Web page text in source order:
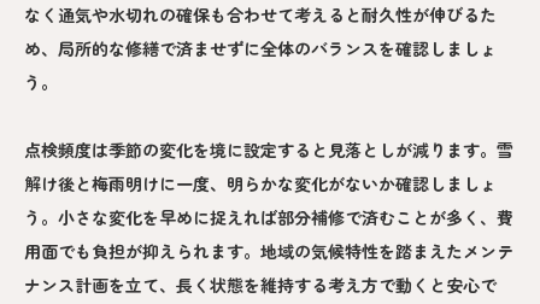
なく通気や水切れの確保も合わせて考えると耐久性が伸びるた
め、局所的な修繕で済ませずに全体のバランスを確認しましょ
う。
点検頻度は季節の変化を境に設定すると見落としが減ります。雪
解け後と梅雨明けに一度、明らかな変化がないか確認しましょ
う。小さな変化を早めに捉えれば部分補修で済むことが多く、費
用面でも負担が抑えられます。地域の気候特性を踏まえたメンテ
ナンス計画を立て、長く状態を維持する考え方で動くと安心で